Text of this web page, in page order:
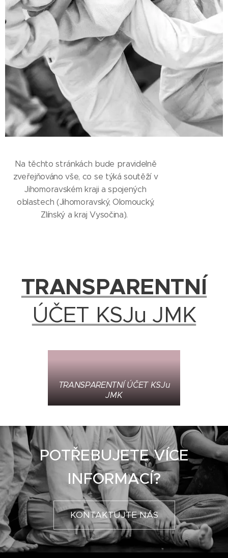
Na těchto stránkách bude pravidelně
zveřejňováno vše, co se týká soutěží v
Jihomoravském kraji a spojených
oblastech (Jihomoravský, Olomoucký,
Zlínský a kraj Vysočina).
TRANSPARENTNÍ
ÚČET KSJu JMK
TRANSPARENTNÍ ÚČET KSJu
JMK
POTŘEBUJETE VÍCE
INFORMACÍ?
KONTAKTUJTE NÁS